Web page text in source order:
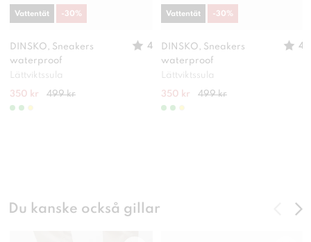
DINSKO, Sneakers
waterproof
4
Lättviktssula
350 kr 499 kr
Vattentät -30%
DINSKO, Sneakers
waterproof
4
Lättviktssula
350 kr 499 kr
Vattentät -30%
Du kanske också gillar